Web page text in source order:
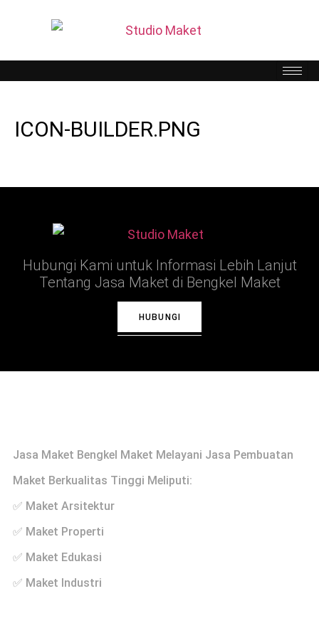
ICON-BUILDER.PNG
Hubungi Kami untuk Informasi Lebih Lanjut
Tentang Jasa Maket di Bengkel Maket
HUBUNGI
Jasa Maket Bengkel Maket Melayani Jasa Pembuatan
Maket Berkualitas Tinggi Meliputi:
✅ Maket Arsitektur
✅ Maket Properti
✅ Maket Edukasi
✅ Maket Industri